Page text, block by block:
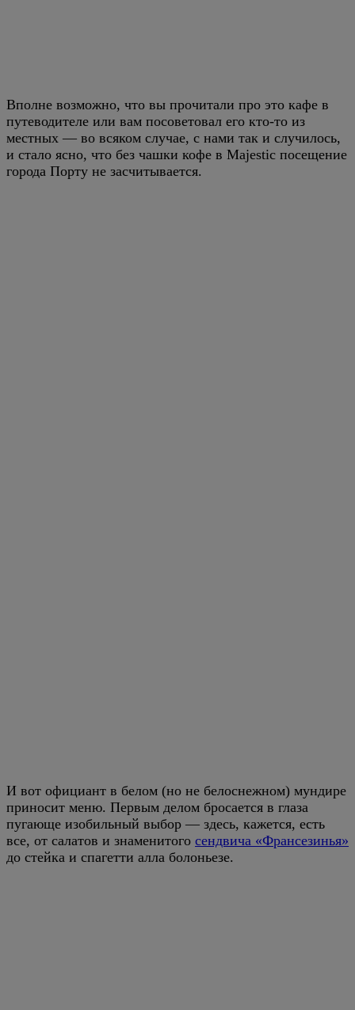
Вполне возможно, что вы прочитали про это кафе в
путеводителе или вам посоветовал его кто-то из
местных — во всяком случае, с нами так и случилось,
и стало ясно, что без чашки кофе в Majestic посещение
города Порту не засчитывается.
И вот официант в белом (но не белоснежном) мундире
приносит меню. Первым делом бросается в глаза
пугающе изобильный выбор — здесь, кажется, есть
все, от салатов и знаменитого сендвича «Франсезинья»
до стейка и спагетти алла болоньезе.